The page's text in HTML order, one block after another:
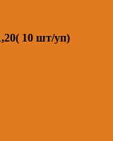
10 шт/уп)